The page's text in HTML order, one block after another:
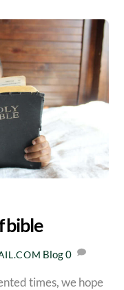
bible
Blog0
times, we hope